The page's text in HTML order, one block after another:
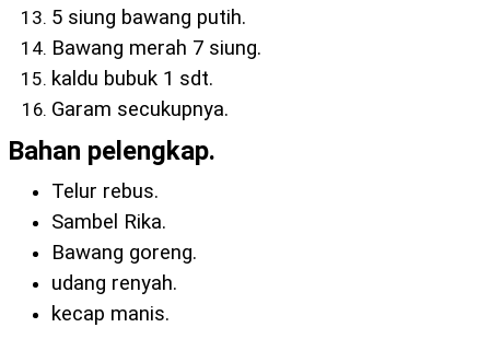
5 siung bawang putih.
Bawang merah 7 siung.
kaldu bubuk 1 sdt.
Garam secukupnya.
Bahan pelengkap.
Telur rebus.
Sambel Rika.
Bawang goreng.
udang renyah.
kecap manis.